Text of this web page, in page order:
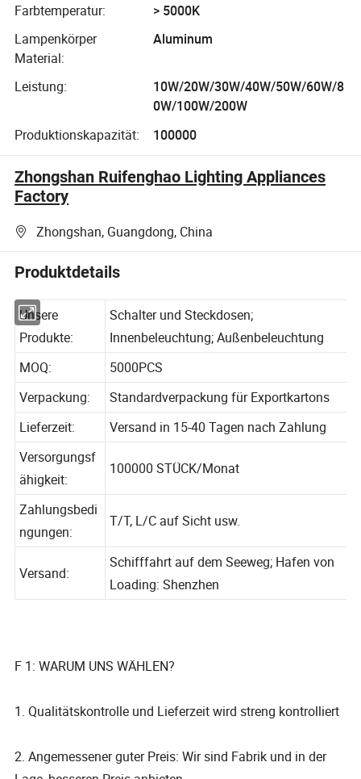
Farbtemperatur:
> 5000K
Lampenkörper
Material:
Aluminum
Leistung:
10W/20W/30W/40W/50W/60W/8
0W/100W/200W
Produktionskapazität:
100000
Zhongshan Ruifenghao Lighting Appliances
Factory
Zhongshan, Guangdong, China
Produktdetails
Unsere
Produkte:
Schalter und Steckdosen;
Innenbeleuchtung; Außenbeleuchtung
MOQ: 5000PCS
Verpackung: Standardverpackung für Exportkartons
Lieferzeit:
Versand in 15-40 Tagen nach Zahlung
Versorgungsf
ähigkeit:
Zahlungsbedi
ngungen:
Schifffahrt auf dem Seeweg; Hafen von
Loading: Shenzhen
F 1: WARUM UNS WÄHLEN?
1. Qualitätskontrolle und Lieferzeit wird streng kontrolliert
2. Angemessener guter Preis: Wir sind Fabrik und in der